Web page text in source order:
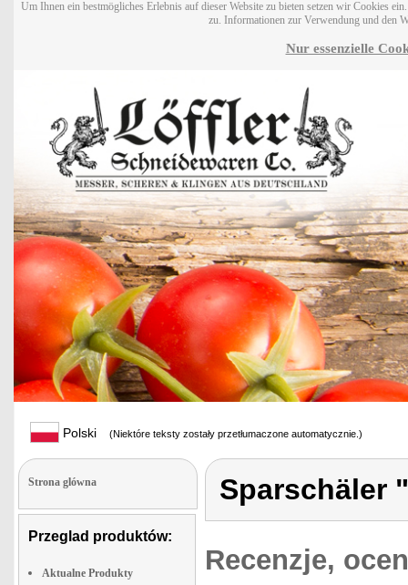
Um Ihnen ein bestmögliches Erlebnis auf dieser Website zu bieten setzen wir Cookies
zu. Informationen zur Verwendung und den
Nur essenzielle
Polski (Niektóre teksty zostały przetłumaczone automatycznie.)
Strona glówna
Przeglad produktów:
Aktualne Produkty
Sparschäler
Recenzje,